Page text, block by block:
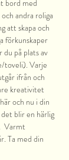
bord med
andra roliga
att skapa och
förkunskaper
du på plats av
toveli). Varje
ifrån och
kreativitet
och nu i din
blir en härlig
Varmt
Ta med din